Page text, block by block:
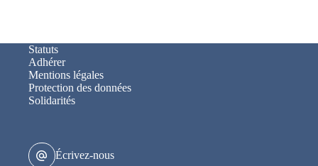
Statuts
Adhérer
Mentions légales
Protection des données
Solidarités
Écrivez-nous